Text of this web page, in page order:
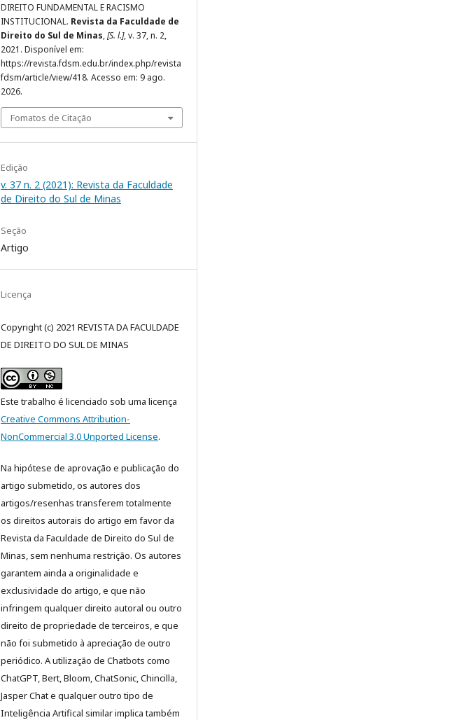
DIREITO FUNDAMENTAL E RACISMO
INSTITUCIONAL. Revista da Faculdade de
Direito do Sul de Minas,[S. l.], v. 37, n. 2,
2021. Disponível em:
https://revista.fdsm.edu.br/index.php/revista
fdsm/article/view/418. Acesso em: 9 ago.
2026.
Fomatos de Citação
Edição
v. 37 n. 2 (2021): Revista da Faculdade
de Direito do Sul de Minas
Seção
Artigo
Licença
Copyright (c) 2021 REVISTA DA FACULDADE
DE DIREITO DO SUL DE MINAS
Este trabalho é licenciado sob uma licença
Creative Commons Attribution-
NonCommercial 3.0 Unported License.
Na hipótese de aprovação e publicação do
artigo submetido, os autores dos
artigos/resenhas transferem totalmente
os direitos autorais do artigo em favor da
Revista da Faculdade de Direito do Sul de
Minas, sem nenhuma restrição. Os autores
garantem ainda a originalidade e
exclusividade do artigo, e que não
infringem qualquer direito autoral ou outro
direito de propriedade de terceiros, e que
não foi submetido à apreciação de outro
periódico. A utilização de Chatbots como
ChatGPT, Bert, Bloom, ChatSonic, Chincilla,
Jasper Chat e qualquer outro tipo de
Inteligência Artifical similar implica também